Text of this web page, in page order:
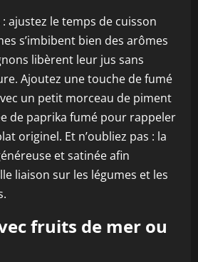
ajustez le temps de cuisson
s’imbibent bien des arômes
libèrent leur jus sans
Ajoutez une touche de fumé
un petit morceau de piment
de paprika fumé pour rappeler
originel. Et n’oubliez pas : la
et satinée afin
liaison sur les légumes et les
fruits de mer ou